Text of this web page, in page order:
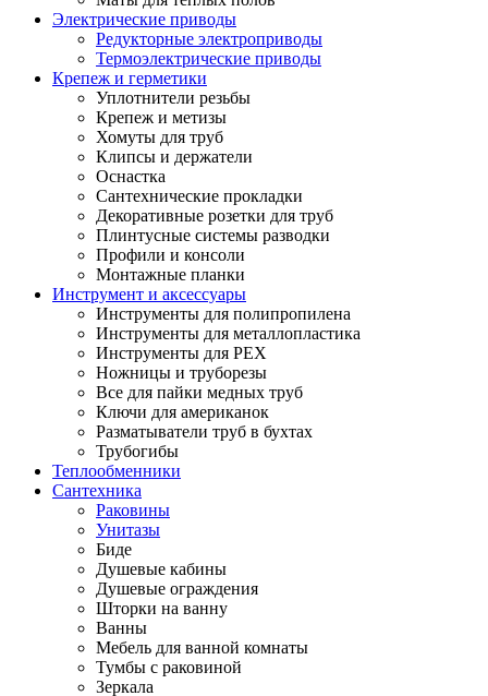
Электрические приводы
Редукторные электроприводы
Термоэлектрические приводы
Крепеж и герметики
Уплотнители резьбы
Крепеж и метизы
Хомуты для труб
Клипсы и держатели
Оснастка
Сантехнические прокладки
Декоративные розетки для труб
Плинтусные системы разводки
Профили и консоли
Монтажные планки
Инструмент и аксессуары
Инструменты для полипропилена
Инструменты для металлопластика
Инструменты для PEX
Ножницы и труборезы
Все для пайки медных труб
Ключи для американок
Разматыватели труб в бухтах
Трубогибы
Теплообменники
Сантехника
Раковины
Унитазы
Биде
Душевые кабины
Душевые ограждения
Шторки на ванну
Ванны
Мебель для ванной комнаты
Тумбы с раковиной
Зеркала